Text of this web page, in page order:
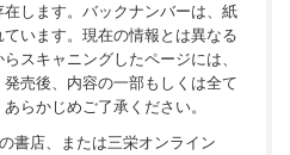
します。バックナンバーは、紙
います。現在の情報とは異なる
スキャニングしたページには、
売後、内容の一部もしくは全て
らかじめご了承ください。
書店、または三栄オンライン